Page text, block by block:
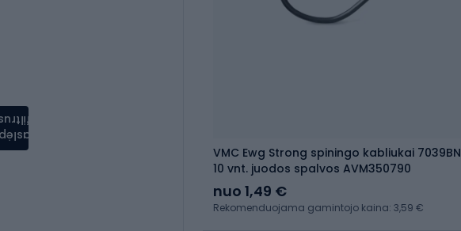
VMC Ewg Strong spiningo kabliukai 7039BN
10 vnt. juodos spalvos AVM350790
nuo 1,49 €
Rekomenduojama gamintojo kaina: 3,59 €